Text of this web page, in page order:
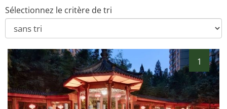
Sélectionnez le critère de tri
1